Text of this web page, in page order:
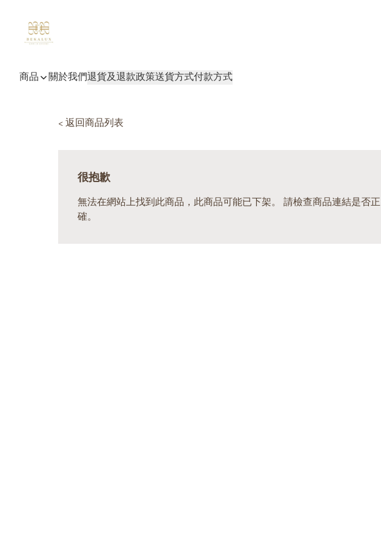
商品 關於我們退貨及退款政策送貨方式付款方式
< 返回商品列表
很抱歉
無法在網站上找到此商品，此商品可能已下架。 請檢查商品連結是否正
確。